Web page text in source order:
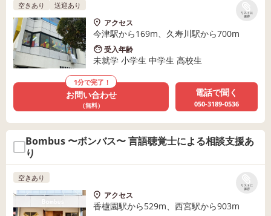
リストに
保存
空きあり 送迎あり
アクセス
今津駅から169m、久寿川駅から700m
受入年齢
未就学 小学生 中学生 高校生
1分で完了！
お問い合わせ
（無料）
電話で聞く
050-3189-0536
Bombus 〜ボンバス〜 言語聴覚士による相談支援あ
り
リストに
保存
空きあり
アクセス
香櫨園駅から529m、西宮駅から903m